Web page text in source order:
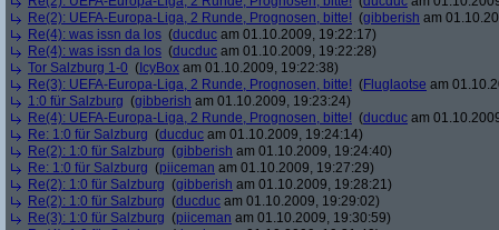
Re(2): UEFA-Europa-Liga, 2 Runde, Prognosen, bitte! (gibberish am
Re(4): was issn da los (ducduc am 01.10.2009, 19:22:17)
Re(4): was issn da los (ducduc am 01.10.2009, 19:22:28)
Tor Salzburg 1-0 ( IcyBox am 01.10.2009, 19:22:38)
Re(3): UEFA-Europa-Liga, 2 Runde, Prognosen, bitte! (Fluglaotse am
1:0 für Salzburg (gibberish am 01.10.2009, 19:23:24)
Re(4): UEFA-Europa-Liga, 2 Runde, Prognosen, bitte! (ducduc am
Re: 1:0 für Salzburg (ducduc am 01.10.2009, 19:24:14)
Re(2): 1:0 für Salzburg (gibberish am 01.10.2009, 19:24:40)
Re: 1:0 für Salzburg (piiceman am 01.10.2009, 19:27:29)
Re(2): 1:0 für Salzburg (gibberish am 01.10.2009, 19:28:21)
Re(2): 1:0 für Salzburg (ducduc am 01.10.2009, 19:29:02)
Re(3): 1:0 für Salzburg (piiceman am 01.10.2009, 19:30:59)